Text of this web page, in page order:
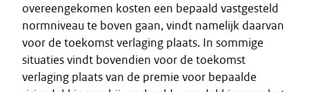
overeengekomen kosten een bepaald vastgesteld
normniveau te boven gaan, vindt namelijk daarvan
voor de toekomst verlaging plaats. In sommige
situaties vindt bovendien voor de toekomst
verlaging plaats van de premie voor bepaalde